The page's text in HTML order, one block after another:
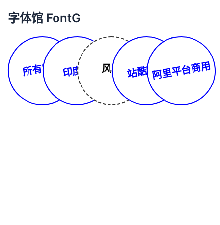
字体馆 FontG
所有字体 印度文 风格 站酷字库阿里平台商用